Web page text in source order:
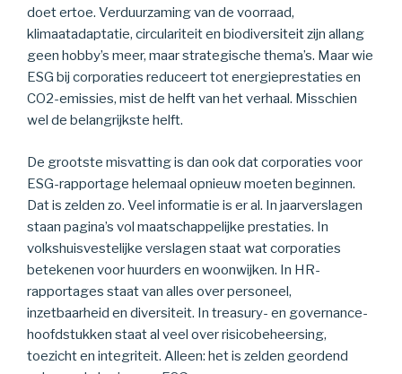
doet ertoe. Verduurzaming van de voorraad,
klimaatadaptatie, circulariteit en biodiversiteit zijn allang
geen hobby’s meer, maar strategische thema’s. Maar wie
ESG bij corporaties reduceert tot energieprestaties en
CO2-emissies, mist de helft van het verhaal. Misschien
wel de belangrijkste helft.
De grootste misvatting is dan ook dat corporaties voor
ESG-rapportage helemaal opnieuw moeten beginnen.
Dat is zelden zo. Veel informatie is er al. In jaarverslagen
staan pagina’s vol maatschappelijke prestaties. In
volkshuisvestelijke verslagen staat wat corporaties
betekenen voor huurders en woonwijken. In HR-
rapportages staat van alles over personeel,
inzetbaarheid en diversiteit. In treasury- en governance-
hoofdstukken staat al veel over risicobeheersing,
toezicht en integriteit. Alleen: het is zelden geordend